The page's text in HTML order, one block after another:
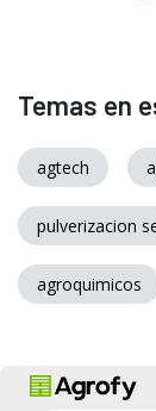
Temas en
agtech
pulverizacion
agroquimicos